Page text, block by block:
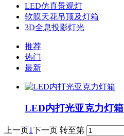
LED仿真景观灯
软膜天花吊顶及灯箱
3D全息投影灯光
推荐
热门
最新
LED内打光亚克力灯箱
上一页1下一页 转至第